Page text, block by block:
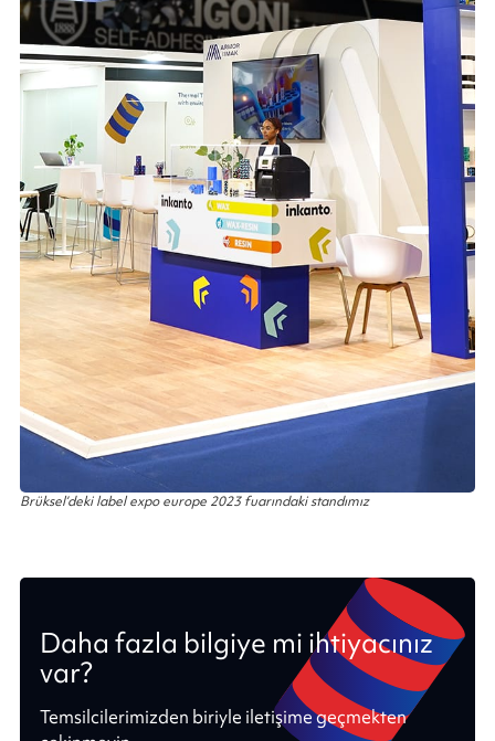
Brüksel’deki label expo europe 2023 fuarındaki standımız
Daha fazla bilgiye mi ihtiyacınız
var?
Temsilcilerimizden biriyle iletişime geçmekten